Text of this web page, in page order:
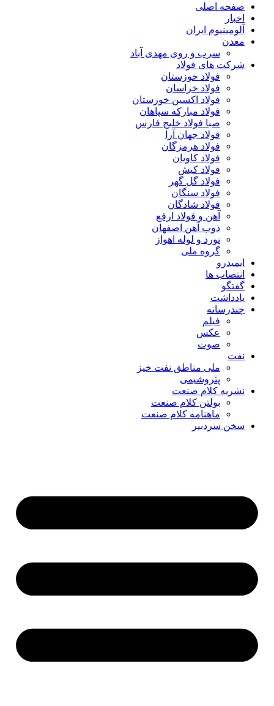
صفحه اصلی
اخبار
آلومینیوم ایران
معدن
سرب و روی مهدی آباد
شرکت های فولاد
فولاد خوزستان
فولاد خراسان
فولاد اکسین خوزستان
فولاد مبارکه سپاهان
صبا فولاد خلیج فارس
فولاد جهان آرا
فولاد هرمزگان
فولاد کاویان
فولاد کیش
فولاد گل گهر
فولاد سنگان
فولاد شادگان
آهن و فولاد ارفع
ذوب آهن اصفهان
نورد و لوله اهواز
گروه ملی
ایمیدرو
انتصاب ها
گفتگو
یادداشت
چندرسانه
فیلم
عکس
صوت
نفت
ملی مناطق نفت خیز
پتروشیمی
نشریه کلام صنعت
بولتن کلام صنعت
ماهنامه کلام صنعت
سخن سردبیر